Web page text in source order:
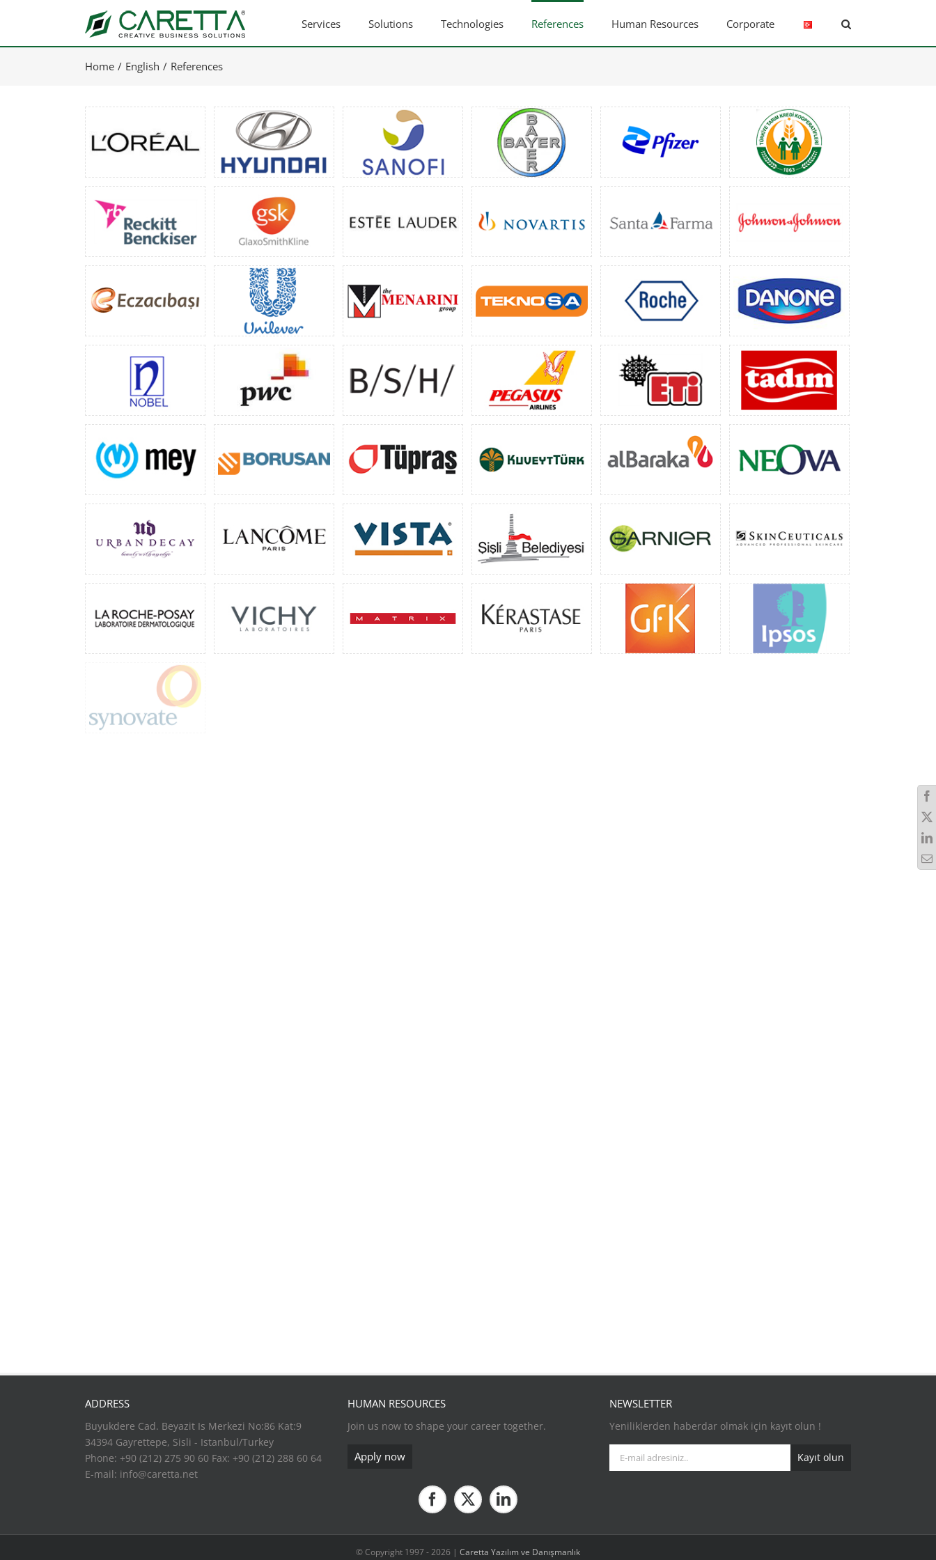
content
Services Solutions Technologies References Human Resources Corporate
Home English References
ADDRESS
Buyukdere Cad. Beyazit Is Merkezi No:86 Kat:9
34394 Gayrettepe, Sisli - Istanbul/Turkey
Phone: +90 (212) 275 90 60 Fax: +90 (212) 288 60 64
E-mail: info@caretta.net
HUMAN RESOURCES
Join us now to shape your career together.
Apply now
NEWSLETTER
Yeniliklerden haberdar olmak için kayıt olun !
© Copyright 1997 -2026 | Caretta Yazılım ve Danışmanlık